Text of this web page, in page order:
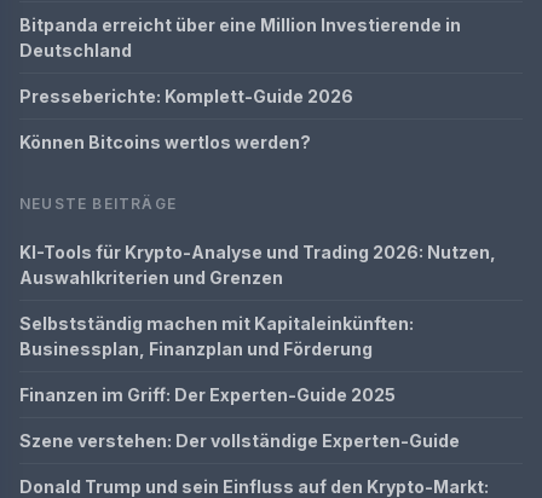
Bitpanda erreicht über eine Million Investierende in
Deutschland
Presseberichte: Komplett-Guide 2026
Können Bitcoins wertlos werden?
NEUSTE BEITRÄGE
KI-Tools für Krypto-Analyse und Trading 2026: Nutzen,
Auswahlkriterien und Grenzen
Selbstständig machen mit Kapitaleinkünften:
Businessplan, Finanzplan und Förderung
Finanzen im Griff: Der Experten-Guide 2025
Szene verstehen: Der vollständige Experten-Guide
Donald Trump und sein Einfluss auf den Krypto-Markt: